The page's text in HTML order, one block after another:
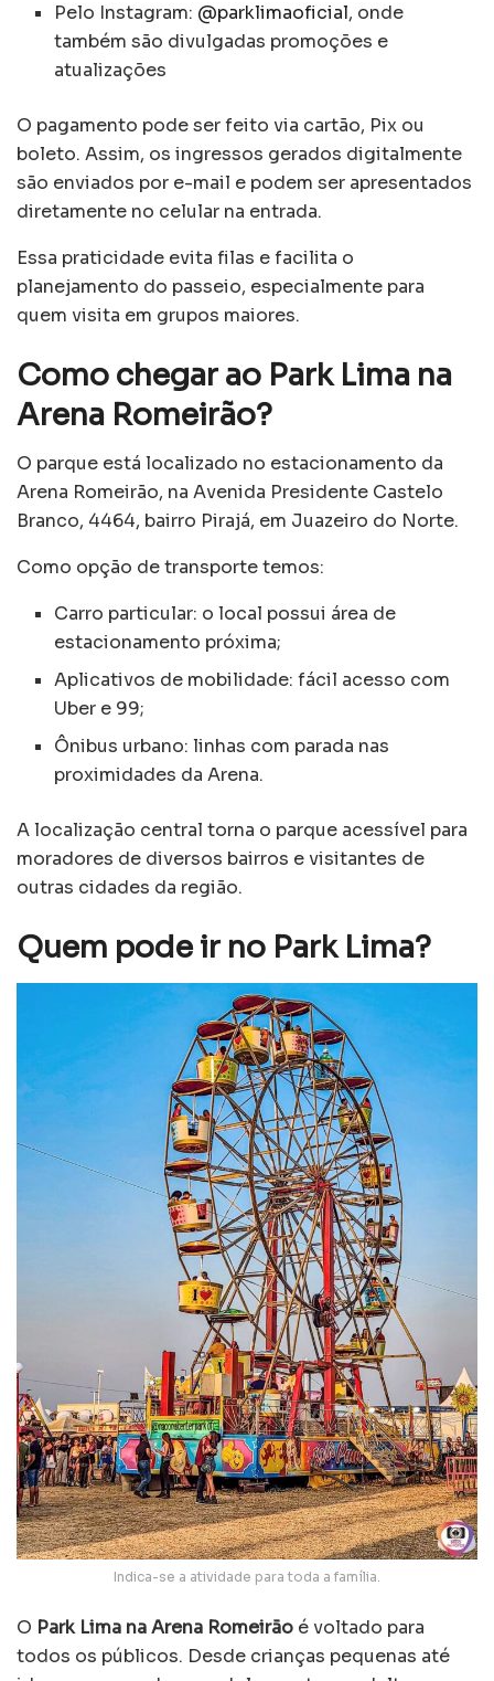
Pelo Instagram: @parklimaoficial, onde
também são divulgadas promoções e
atualizações
O pagamento pode ser feito via cartão, Pix ou
boleto. Assim, os ingressos gerados digitalmente
são enviados por e-mail e podem ser apresentados
diretamente no celular na entrada.
Essa praticidade evita filas e facilita o
planejamento do passeio, especialmente para
quem visita em grupos maiores.
Como chegar ao Park Lima na
Arena Romeirão?
O parque está localizado no estacionamento da
Arena Romeirão, na Avenida Presidente Castelo
Branco, 4464, bairro Pirajá, em Juazeiro do Norte.
Como opção de transporte temos:
Carro particular: o local possui área de
estacionamento próxima;
Aplicativos de mobilidade: fácil acesso com
Uber e 99;
Ônibus urbano: linhas com parada nas
proximidades da Arena.
A localização central torna o parque acessível para
moradores de diversos bairros e visitantes de
outras cidades da região.
Quem pode ir no Park Lima?
Indica-se a atividade para toda a família.
O Park Lima na Arena Romeirão é voltado para
todos os públicos. Desde crianças pequenas até